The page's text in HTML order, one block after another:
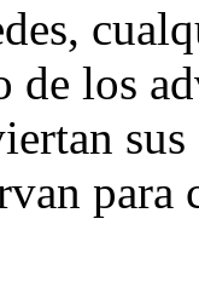
de los
para